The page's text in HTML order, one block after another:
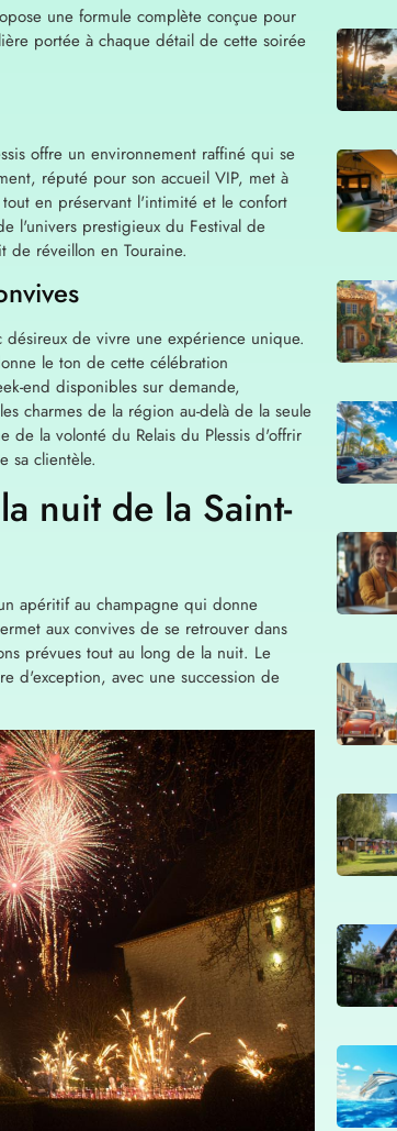
une formule complète conçue pour
portée à chaque détail de cette soirée
offre un environnement raffiné qui se
réputé pour son accueil VIP, met à
en préservant l'intimité et le confort
l'univers prestigieux du Festival de
de réveillon en Touraine.
de vivre une expérience unique.
le ton de cette célébration
end disponibles sur demande,
charmes de la région au-delà de la seule
de la volonté du Relais du Plessis d'offrir
sa clientèle.
nuit de la Saint-
apéritif au champagne qui donne
aux convives de se retrouver dans
prévues tout au long de la nuit. Le
d'exception, avec une succession de